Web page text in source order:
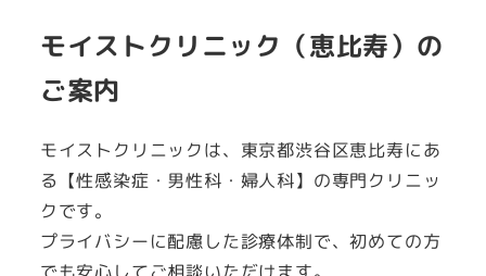
モイストクリニック（恵比寿）の
ご案内
モイストクリニックは、東京都渋谷区恵比寿にあ
る【性感染症・男性科・婦人科】の専門クリニッ
クです。
プライバシーに配慮した診療体制で、初めての方
でも安心してご相談いただけます。